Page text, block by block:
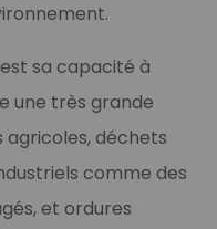
sa capacité à
une très grande
déchets
comme des
et ordures